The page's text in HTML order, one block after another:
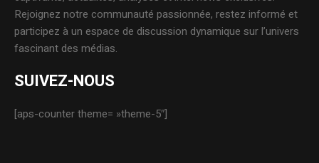
Rejoignez notre communauté passionnée, restez informé et
participez à un espace de discussion dynamique sur l’univers
fascinant des médias.
SUIVEZ-NOUS
[aps-counter theme= »theme-5″]